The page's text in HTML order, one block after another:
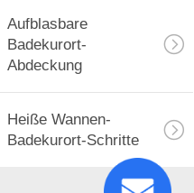
Aufblasbare
Badekurort-
Abdeckung
Heiße Wannen-
Badekurort-Schritte